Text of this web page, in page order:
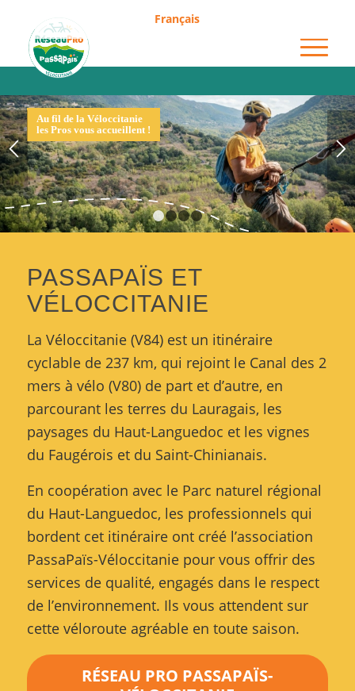
Français
1 2 3 4
PASSAPAÏS ET
VÉLOCCITANIE
La Véloccitanie (V84) est un itinéraire
cyclable de 237 km, qui rejoint le Canal des 2
mers à vélo (V80) de part et d’autre, en
parcourant les terres du Lauragais, les
paysages du Haut-Languedoc et les vignes
du Faugérois et du Saint-Chinianais.
En coopération avec le Parc naturel régional
du Haut-Languedoc, les professionnels qui
bordent cet itinéraire ont créé l’association
PassaPaïs-Véloccitanie pour vous offrir des
services de qualité, engagés dans le respect
de l’environnement. Ils vous attendent sur
cette véloroute agréable en toute saison.
RÉSEAU PRO PASSAPAÏS-